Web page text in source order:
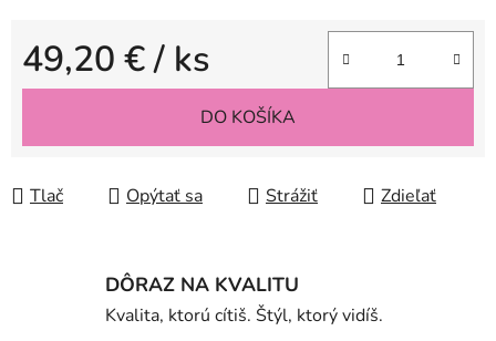
49,20 €/ ks
Jednotková cena:
DO KOŠÍKA
Tlač Opýtať sa Strážiť Zdieľať
DÔRAZ NA KVALITU
Kvalita, ktorú cítiš. Štýl, ktorý vidíš.